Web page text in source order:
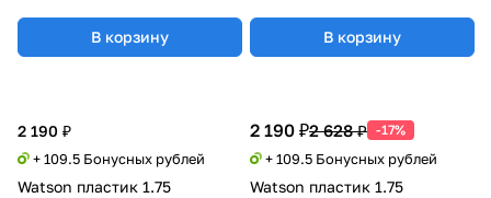
В корзину
2 190 ₽
+ 109.5 Бонусных рублей
Watson пластик 1.75
2 190 ₽2 628 ₽ -17%
+ 109.5 Бонусных рублей
Watson пластик 1.75
В корзину